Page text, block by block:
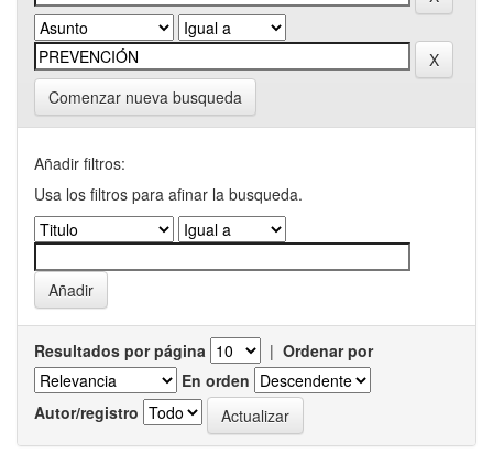
Comenzar nueva busqueda
Añadir filtros:
Usa los filtros para afinar la busqueda.
Resultados por página | Ordenar por
En orden
Autor/registro